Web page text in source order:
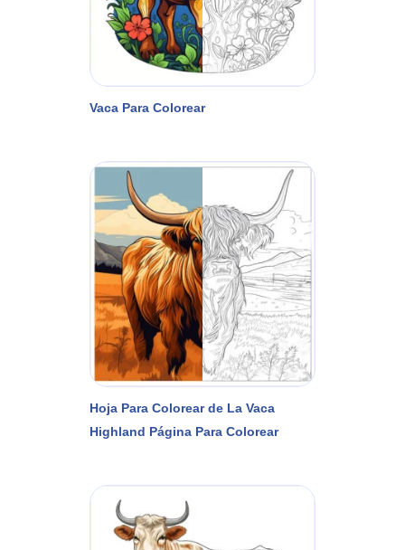
Vaca Para Colorear
Hoja Para Colorear de La Vaca
Highland Página Para Colorear